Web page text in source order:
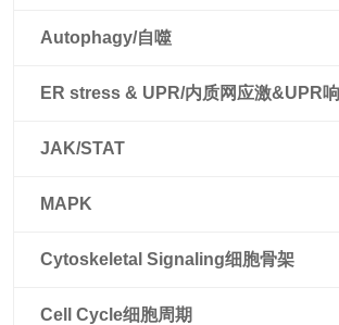
Autophagy/自噬
ER stress & UPR/内质网应激&UPR
JAK/STAT
MAPK
Cytoskeletal Signaling细胞骨架
Cell Cycle细胞周期